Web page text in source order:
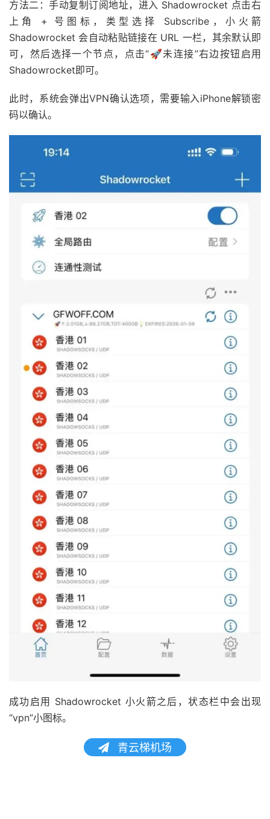
方法二：手动复制订阅地址，进入 Shadowrocket 点击右
上角 + 号图标，类型选择 Subscribe，小火箭
Shadowrocket 会自动粘贴链接在 URL 一栏，其余默认即
可，然后选择一个节点，点击“🚀未连接”右边按钮启用
Shadowrocket即可。
此时，系统会弹出VPN确认选项，需要输入iPhone解锁密
码以确认。
成功启用 Shadowrocket 小火箭之后，状态栏中会出现
“vpn”小图标。
青云梯机场